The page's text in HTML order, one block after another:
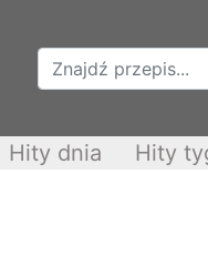
Hity dnia Hity